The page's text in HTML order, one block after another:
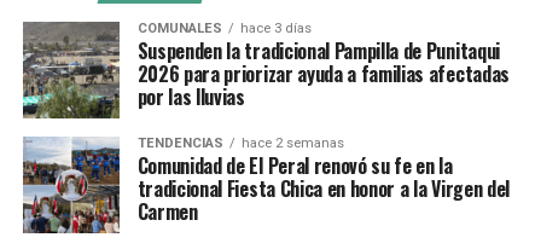
COMUNALES hace 3 días
Suspenden la tradicional Pampilla de Punitaqui
2026 para priorizar ayuda a familias afectadas
por las lluvias
TENDENCIAS hace 2 semanas
Comunidad de El Peral renovó su fe en la
tradicional Fiesta Chica en honor a la Virgen del
Carmen